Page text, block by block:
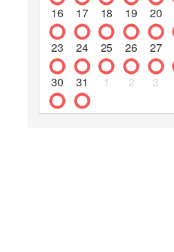
16 17 18 19 20
23 24 25 26 27
30 31 1 2 3